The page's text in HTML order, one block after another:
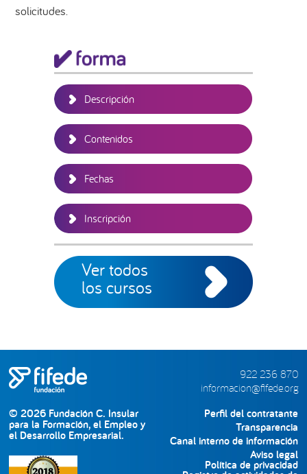
solicitudes.
Barra
lateral
principal
Descripción
Contenidos
Fechas
Inscripción
Ver todos
los cursos
© 2026 Fundación C. Insular
para la Formación, el Empleo y
el Desarrollo Empresarial.
922 236 870
informacion@fifede.org
Perfil del contratante
Transparencia
Canal interno de información
Aviso legal
Política de privacidad